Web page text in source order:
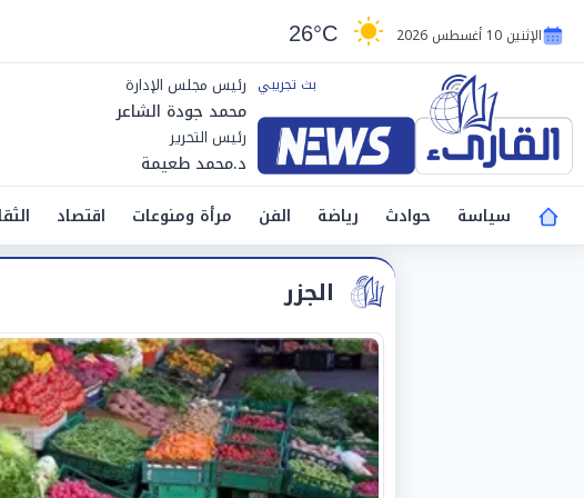
الإثنين 10 أغسطس 2026 26°C
رئيس مجلس الإدارة
محمد جودة الشاعر
رئيس التحرير
د.محمد طعيمة
سياسة
حوادث رياضة الفن مرأة ومنوعات اقتصاد
الجزر